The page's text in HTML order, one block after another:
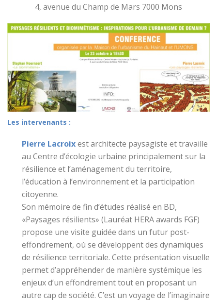
4, avenue du Champ de Mars 7000 Mons
Les intervenants :
Pierre Lacroixest architecte paysagiste et travaille
au Centre d’écologie urbaine principalement sur la
résilience et l’aménagement du territoire,
l’éducation à l’environnement et la participation
citoyenne.
Son mémoire de fin d’études réalisé en BD,
«Paysages résilients» (Lauréat HERA awards FGF)
propose une visite guidée dans un futur post-
effondrement, où se développent des dynamiques
de résilience territoriale. Cette présentation visuelle
permet d’appréhender de manière systémique les
enjeux d’un effondrement tout en proposant un
autre cap de société. C’est un voyage de l’imaginaire